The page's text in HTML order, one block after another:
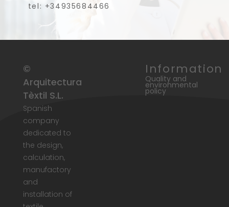
tel: +34935684466
©
Arquitectura
Tèxtil S.L.
Spanish
company
dedicated to
the design,
calculation,
manufactory
and
installation of
Information
Quality and
environmental
policy